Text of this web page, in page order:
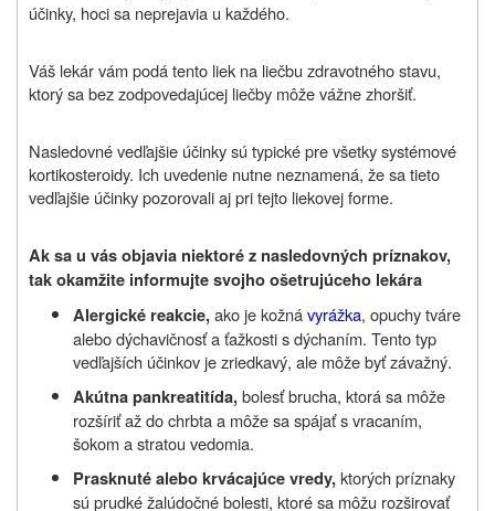
účinky, hoci sa neprejavia u každého.
Váš lekár vám podá tento liek na liečbu zdravotného stavu,
ktorý sa bez zodpovedajúcej liečby môže vážne zhoršiť.
Nasledovné vedľajšie účinky sú typické pre všetky systémové
kortikosteroidy. Ich uvedenie nutne neznamená, že sa tieto
vedľajšie účinky pozorovali aj pri tejto liekovej forme.
Ak sa u vás objavia niektoré z nasledovných príznakov,
tak okamžite informujte svojho ošetrujúceho lekára
Alergické reakcie,ako je kožnávyrážka, opuchy tváre
alebo dýchavičnosť a ťažkosti s dýchaním. Tento typ
vedľajších účinkov je zriedkavý, ale môže byť závažný.
Akútna pankreatitída,bolesť brucha, ktorá sa môže
rozšíriť až do chrbta a môže sa spájať s vracaním,
šokom a stratou vedomia.
Prasknuté alebo krvácajúce vredy,ktorých príznaky
sú prudké žalúdočné bolesti, ktoré sa môžu rozširovať